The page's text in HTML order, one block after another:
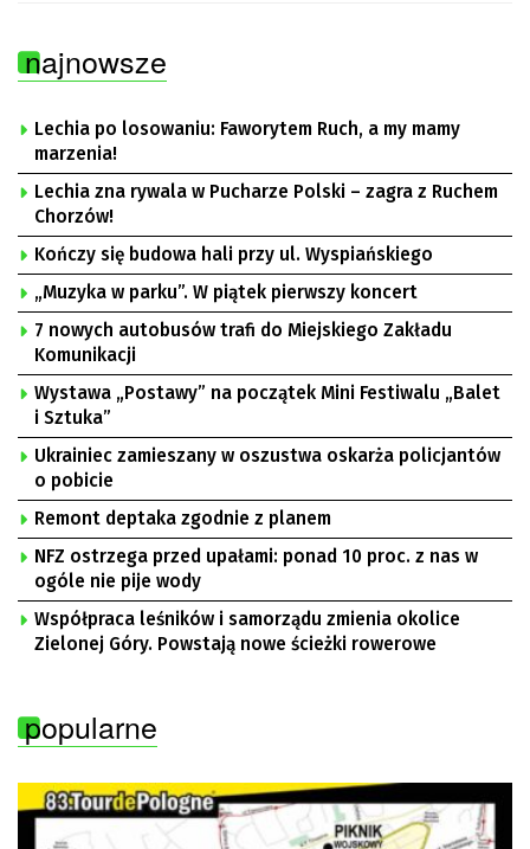
najnowsze
Lechia po losowaniu: Faworytem Ruch, a my mamy
marzenia!
Lechia zna rywala w Pucharze Polski – zagra z Ruchem
Chorzów!
Kończy się budowa hali przy ul. Wyspiańskiego
„Muzyka w parku”. W piątek pierwszy koncert
7 nowych autobusów trafi do Miejskiego Zakładu
Komunikacji
Wystawa „Postawy” na początek Mini Festiwalu „Balet
i Sztuka”
Ukrainiec zamieszany w oszustwa oskarża policjantów
o pobicie
Remont deptaka zgodnie z planem
NFZ ostrzega przed upałami: ponad 10 proc. z nas w
ogóle nie pije wody
Współpraca leśników i samorządu zmienia okolice
Zielonej Góry. Powstają nowe ścieżki rowerowe
popularne